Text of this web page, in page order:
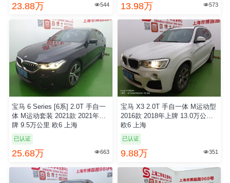
23.88万 544 13.98万 573
宝马 6 Series [6系] 2.0T 手自一
体 M运动套装 2021款 2021年上
牌 9.5万公里 欧6 上海
已认证
25.68万 663
宝马 X3 2.0T 手自一体 M运动型
2016款 2018年上牌 13.0万公里
欧6 上海
已认证
9.88万 351